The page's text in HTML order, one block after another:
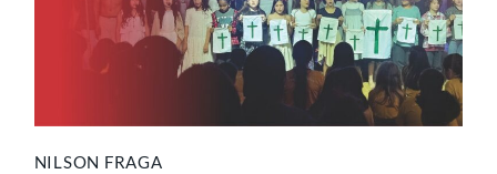
NILSON FRAGA